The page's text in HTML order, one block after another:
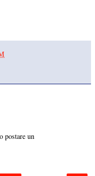
postare un